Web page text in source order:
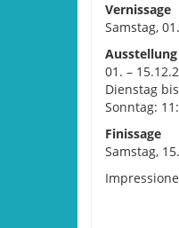
Vernissage
Samstag,
Ausstellung
01. –
Dienstag
Sonntag:
Finissage
Samstag,